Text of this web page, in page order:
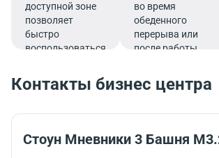
доступной зоне
позволяет
быстро
воспользоваться
во время
обеденного
перерыва или
после работы.
Контакты бизнес центра
Стоун Мневники 3 Башня